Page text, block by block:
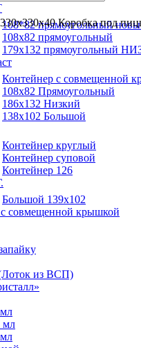
108*82 прямоугольный
108х82 прямоугольный
179х132 прямоугольный
Контейнер с совмещенной
108х82 Прямоугольный
186х132 Низкий
138х102 Большой
Контейнер круглый
Контейнер суповой
Контейнер 126
Большой 139х102
совмещенной крышкой
из ВСП)
мл
Коробка под